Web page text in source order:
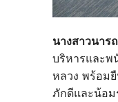
นางสาวนาร
บริหารและพ
หลวง พร้อม
ภักดีและน้อ